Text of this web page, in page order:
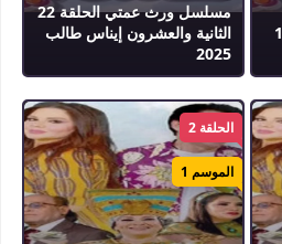
مسلسل ورث عمتي الحلقة 1
مسلسل ورث عمتي الحلقة 22
الثانية والعشرون إيناس طالب
2025
الحلقة 2
الموسم 1